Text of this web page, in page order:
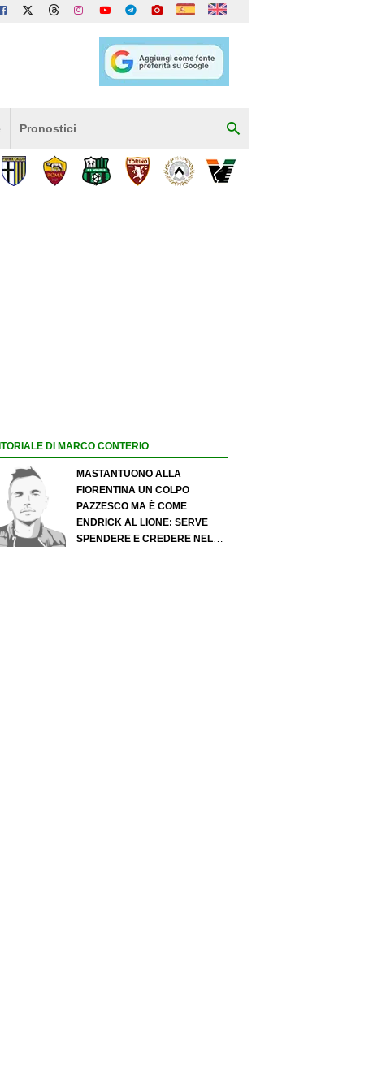
Pronostici
DI MARCO CONTERIO
MASTANTUONO ALLA
FIORENTINA UN COLPO
PAZZESCO MA È COME
ENDRICK AL LIONE: SERVE
SPENDERE E CREDERE NELLO